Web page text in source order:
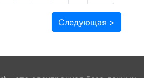
Следующая >